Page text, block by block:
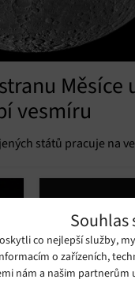
Souhlas
co nejlepší služby,
o zařízeních,
nám a našim partnerům
vesmíru
států pracuje na